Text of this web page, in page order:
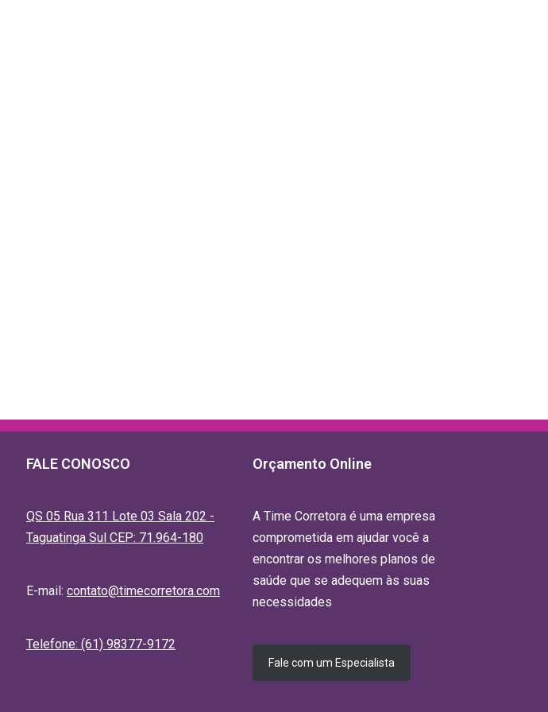
FALE CONOSCO
QS 05 Rua 311 Lote 03 Sala 202 -
Taguatinga Sul CEP: 71.964-180
E-mail: contato@timecorretora.com
Telefone: (61) 98377-9172
Orçamento Online
A Time Corretora é uma empresa
comprometida em ajudar você a
encontrar os melhores planos de
saúde que se adequem às suas
necessidades
Fale com um Especialista